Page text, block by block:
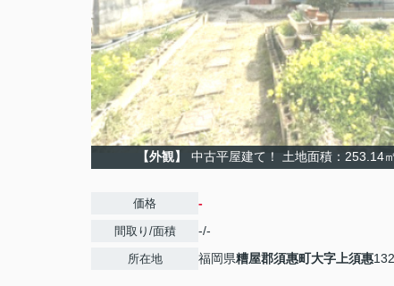
【外観】 中古平屋建て！ 土地面積：253.14
価格 -
間取り/面積 -/-
所在地 福岡県糟屋郡須惠町大字上須惠